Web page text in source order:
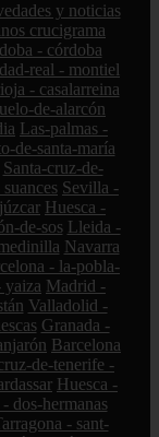
y noticias
crucigrama
- córdoba
real - montiel
- casalarreina
de-alarcón
Las-palmas -
de-santa-maría
Santa-cruz-de-
Sevilla -
Huesca -
de-sos Lleida -
Navarra
- la-pobla-
yaiza Madrid -
Valladolid -
Granada -
Barcelona
de-tenerife -
Huesca -
dos-hermanas
- sant-